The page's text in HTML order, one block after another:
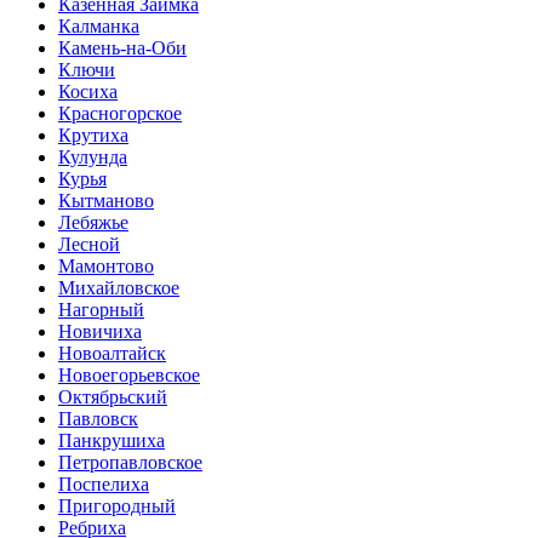
Казённая Заимка
Калманка
Камень-на-Оби
Ключи
Косиха
Красногорское
Крутиха
Кулунда
Курья
Кытманово
Лебяжье
Лесной
Мамонтово
Михайловское
Нагорный
Новичиха
Новоалтайск
Новоегорьевское
Октябрьский
Павловск
Панкрушиха
Петропавловское
Поспелиха
Пригородный
Ребриха